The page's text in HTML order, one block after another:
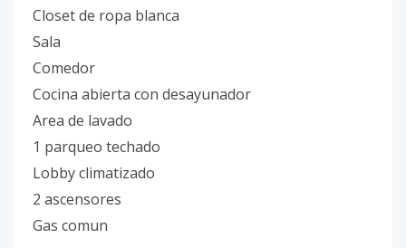
Closet de ropa blanca
Sala
Comedor
Cocina abierta con desayunador
Area de lavado
1 parqueo techado
Lobby climatizado
2 ascensores
Gas comun